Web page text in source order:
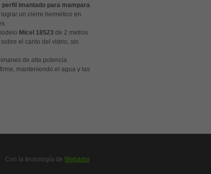
perfil imantado para mampara
un cierre hermético en
Micel 18523 de 2 metros
el canto del vidrio, sin
imanes de alta potencia
manteniendo el agua y las
Con la tecnología de Webador